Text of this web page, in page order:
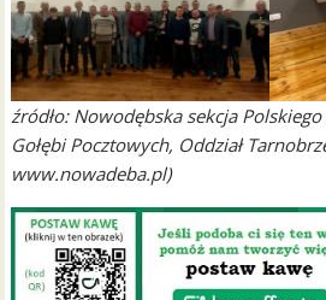
źródło: Nowodębska sekcja
Gołębi Pocztowych, Oddział
www.nowadeba.pl)